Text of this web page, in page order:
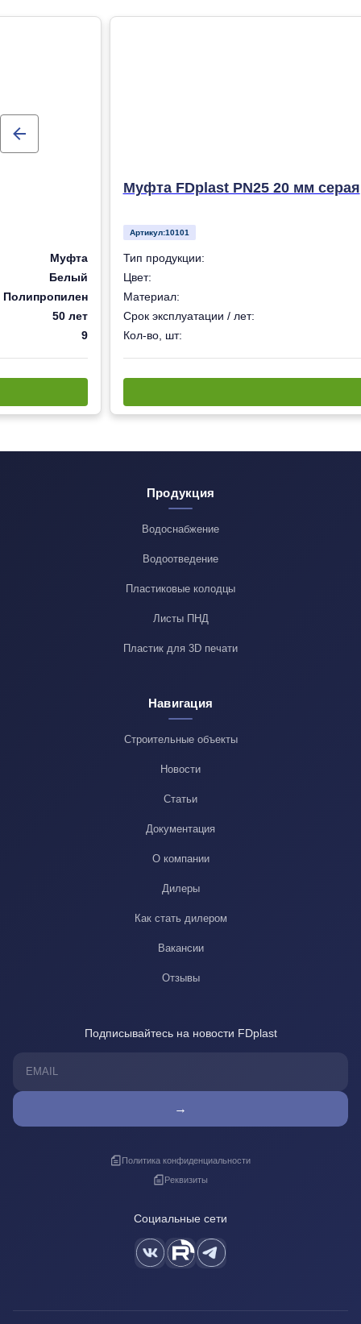
Муфта
Белый
Полипропилен
50 лет
9
Муфта FDplast PN25 20 мм серая
Артикул:10101
Тип продукции:
Цвет:
Материал:
Срок эксплуатации / лет:
Кол-во, шт:
Продукция
Водоснабжение
Водоотведение
Пластиковые колодцы
Листы ПНД
Пластик для 3D печати
Навигация
Строительные объекты
Новости
Статьи
Документация
О компании
Дилеры
Как стать дилером
Вакансии
Отзывы
Подписывайтесь на новости FDplast
→
Политика конфиденциальности
Реквизиты
Социальные сети